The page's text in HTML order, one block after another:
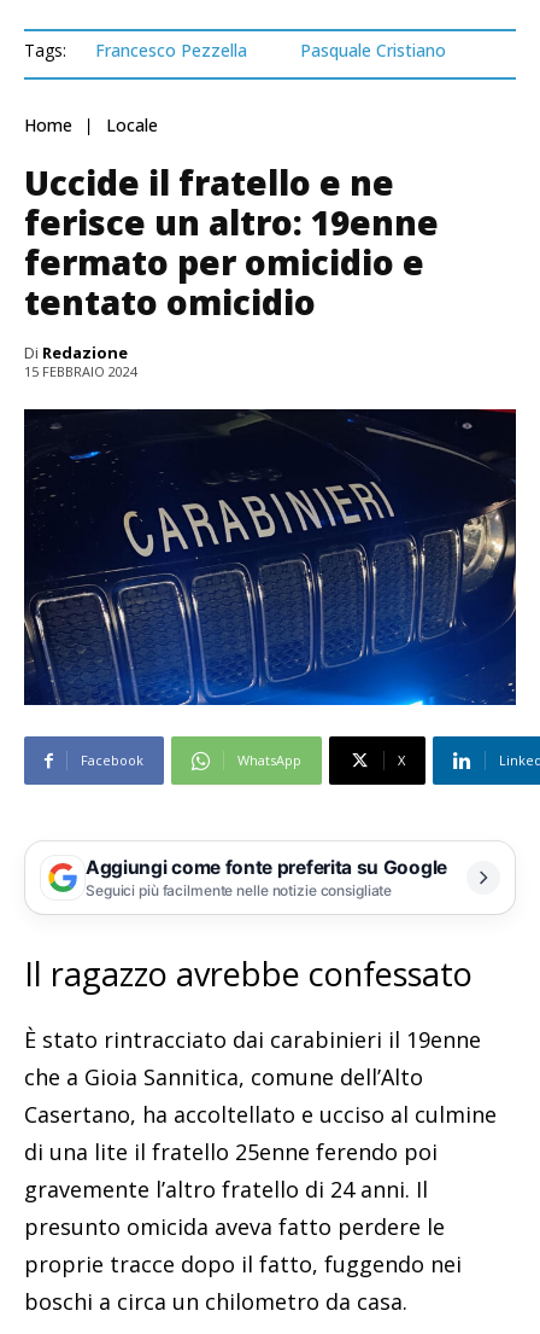
Tags: Francesco Pezzella Pasquale Cristiano
Home Locale
Uccide il fratello e ne
ferisce un altro: 19enne
fermato per omicidio e
tentato omicidio
Di Redazione
15 FEBBRAIO 2024
Facebook WhatsApp X
Aggiungi come fonte preferita su Google
Seguici più facilmente nelle notizie consigliate
Il ragazzo avrebbe confessato
È stato rintracciato dai carabinieri il 19enne
che a Gioia Sannitica, comune dell’Alto
Casertano, ha accoltellato e ucciso al culmine
di una lite il fratello 25enne ferendo poi
gravemente l’altro fratello di 24 anni. Il
presunto omicida aveva fatto perdere le
proprie tracce dopo il fatto, fuggendo nei
boschi a circa un chilometro da casa.